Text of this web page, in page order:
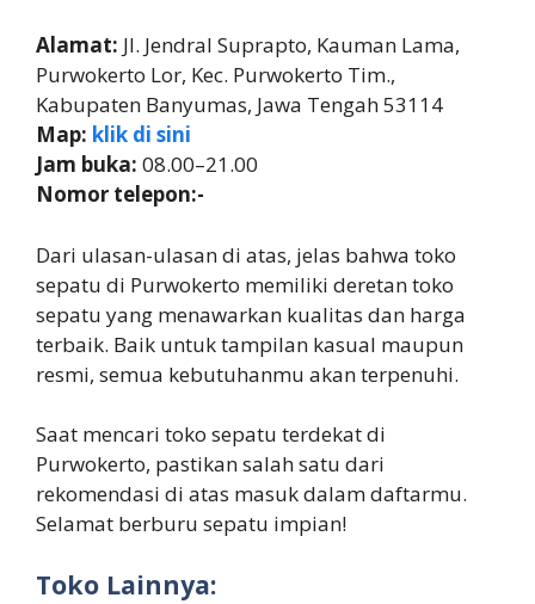
Alamat: Jl. Jendral Suprapto, Kauman Lama,
Purwokerto Lor, Kec. Purwokerto Tim.,
Kabupaten Banyumas, Jawa Tengah 53114
Map: klik di sini
Jam buka: 08.00–21.00
Nomor telepon:-
Dari ulasan-ulasan di atas, jelas bahwa toko
sepatu di Purwokerto memiliki deretan toko
sepatu yang menawarkan kualitas dan harga
terbaik. Baik untuk tampilan kasual maupun
resmi, semua kebutuhanmu akan terpenuhi.
Saat mencari toko sepatu terdekat di
Purwokerto, pastikan salah satu dari
rekomendasi di atas masuk dalam daftarmu.
Selamat berburu sepatu impian!
Toko Lainnya: